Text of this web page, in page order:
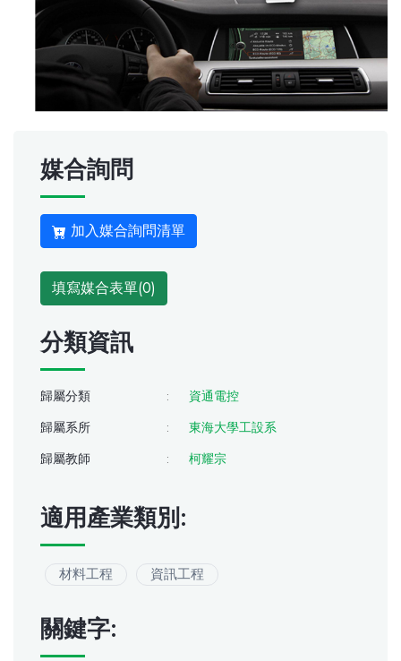
媒合詢問
加入媒合詢問清單
填寫媒合表單(0)
分類資訊
歸屬分類 :
資通電控
歸屬系所
:
東海大學工設系
歸屬教師
: 柯耀宗
適用產業類別:
材料工程 資訊工程
關鍵字: